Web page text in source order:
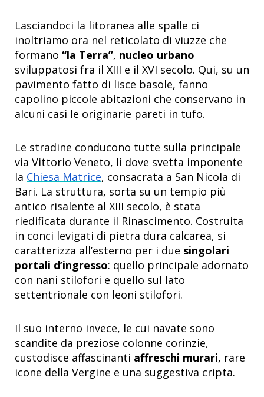
Lasciandoci la litoranea alle spalle ci
inoltriamo ora nel reticolato di viuzze che
formano “la Terra”, nucleo urbano
sviluppatosi fra il XIII e il XVI secolo. Qui, su un
pavimento fatto di lisce basole, fanno
capolino piccole abitazioni che conservano in
alcuni casi le originarie pareti in tufo.
Le stradine conducono tutte sulla principale
via Vittorio Veneto, lì dove svetta imponente
la Chiesa Matrice, consacrata a San Nicola di
Bari. La struttura, sorta su un tempio più
antico risalente al XIII secolo, è stata
riedificata durante il Rinascimento. Costruita
in conci levigati di pietra dura calcarea, si
caratterizza all’esterno per i due singolari
portali d’ingresso: quello principale adornato
con nani stilofori e quello sul lato
settentrionale con leoni stilofori.
Il suo interno invece, le cui navate sono
scandite da preziose colonne corinzie,
custodisce affascinanti affreschi murari, rare
icone della Vergine e una suggestiva cripta.